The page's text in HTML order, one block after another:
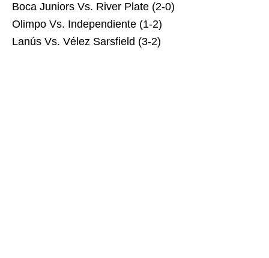
Boca Juniors Vs. River Plate (2-0)
Olimpo Vs. Independiente (1-2)
Lanús Vs. Vélez Sarsfield (3-2)